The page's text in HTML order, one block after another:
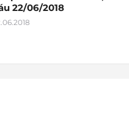
22/06/2018